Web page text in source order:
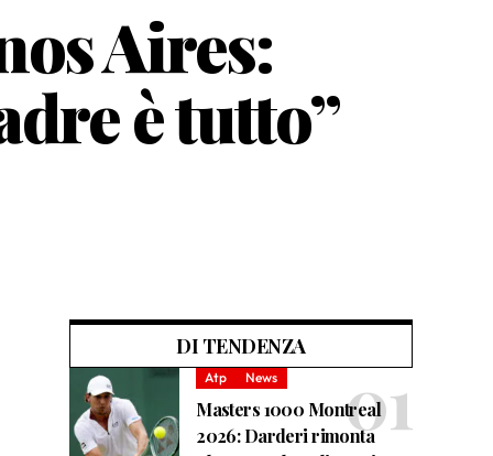
Aires:
è tutto”
DI TENDENZA
Atp News
Masters 1000 Montreal
2026: Darderi rimonta